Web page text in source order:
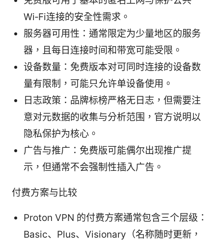
Wi‑Fi连接的安全性需求。
服务器可用性：通常限定为少量地区的服务
器，且每日连接时间和带宽可能受限。
设备数量：免费版本对可同时连接的设备数
量有限制，可能只允许单设备使用。
日志政策：品牌标榜严格无日志，但需要注
意对元数据的收集与分析范围，官方说明以
隐私保护为核心。
广告与推广：免费版可能偶尔出现推广提
示，但通常不会强制性插入广告。
付费方案与比较
Proton VPN 的付费方案通常包含三个层级：
Basic、Plus、Visionary（名称随时更新，